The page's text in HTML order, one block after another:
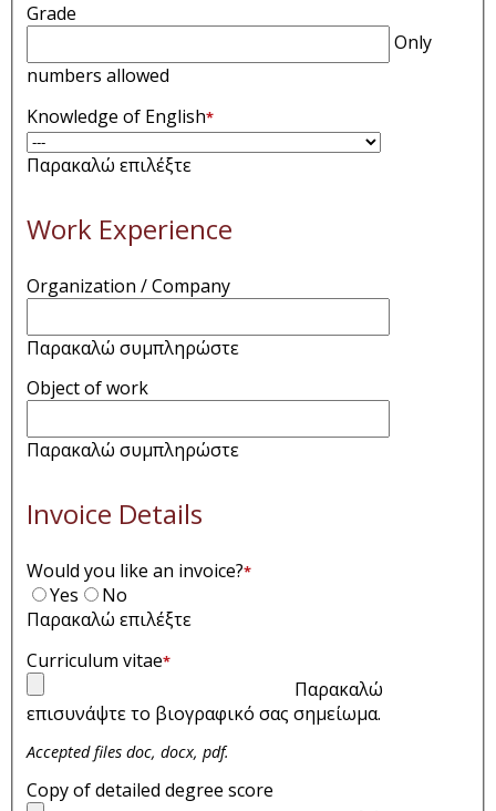
Grade
Only
numbers allowed
Knowledge of English*
Παρακαλώ επιλέξτε
Work Experience
Organization / Company
Παρακαλώ συμπληρώστε
Object of work
Παρακαλώ συμπληρώστε
Invoice Details
Would you like an invoice?*
Yes
No
Παρακαλώ επιλέξτε
Curriculum vitae*
Παρακαλώ
επισυνάψτε το βιογραφικό σας σημείωμα.
Accepted files doc, docx, pdf.
Copy of detailed degree score